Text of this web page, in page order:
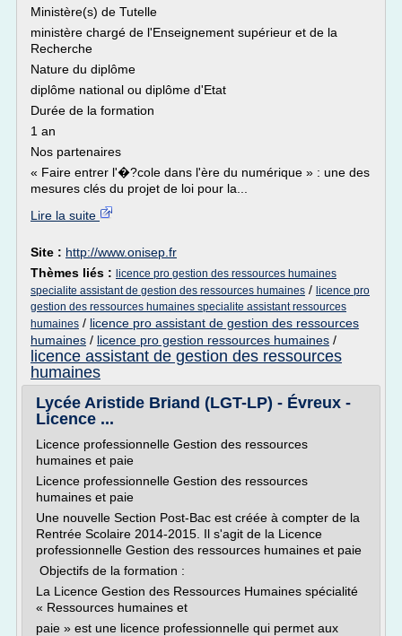
Ministère(s) de Tutelle
ministère chargé de l'Enseignement supérieur et de la
Recherche
Nature du diplôme
diplôme national ou diplôme d'Etat
Durée de la formation
1 an
Nos partenaires
« Faire entrer l'�?cole dans l'ère du numérique » : une des
mesures clés du projet de loi pour la...
Lire la suite
Site : http://www.onisep.fr
Thèmes liés : licence pro gestion des ressources humaines
specialite assistant de gestion des ressources humaines / licence pro
gestion des ressources humaines specialite assistant ressources
humaines / licence pro assistant de gestion des ressources
humaines / licence pro gestion ressources humaines /
licence assistant de gestion des ressources
humaines
Lycée Aristide Briand (LGT-LP) - Évreux -
Licence ...
Licence professionnelle Gestion des ressources
humaines et paie
Licence professionnelle Gestion des ressources
humaines et paie
Une nouvelle Section Post-Bac est créée à compter de la
Rentrée Scolaire 2014-2015. Il s'agit de la Licence
professionnelle Gestion des ressources humaines et paie
Objectifs de la formation :
La Licence Gestion des Ressources Humaines spécialité
« Ressources humaines et
paie » est une licence professionnelle qui permet aux